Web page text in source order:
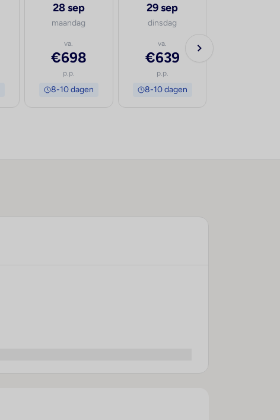
28 sep
maandag
va.
€698
p.p.
8-10 dagen
29 sep
dinsdag
va.
€639
p.p.
8-10 dagen